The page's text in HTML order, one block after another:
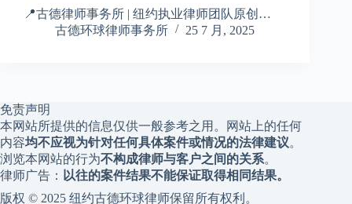
📍古德律师事务所 | 纽约执业律师团队原创…
古德环球律师事务所
25 7 月, 2025
免责声明
本网站所提供的信息仅供一般参考之用。网站上的任何
内容均不应视为针对任何具体案件或情况的法律建议。
浏览本网站的行为不构成律师与客户之间的关系。
律师广告： 以往的案件结果不能保证取得相同结果。
版权 © 2025 纽约古德环球律师保留所有权利。